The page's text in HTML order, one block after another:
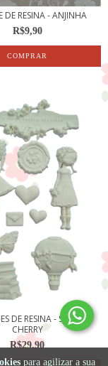
para agilizar a sua
DE RESINA - ANJINHA
R$9,90
DE RESINA - SWEET
CHERRY
R$29,90